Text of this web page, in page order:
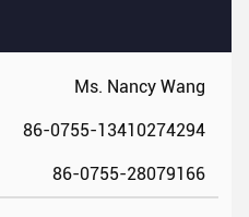
Ms. Nancy Wang
86-0755-13410274294
86-0755-28079166